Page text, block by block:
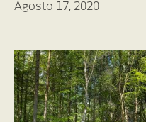
Agosto 17, 2020